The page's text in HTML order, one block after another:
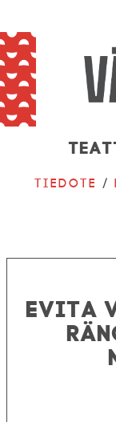
Tiedote /
Evita